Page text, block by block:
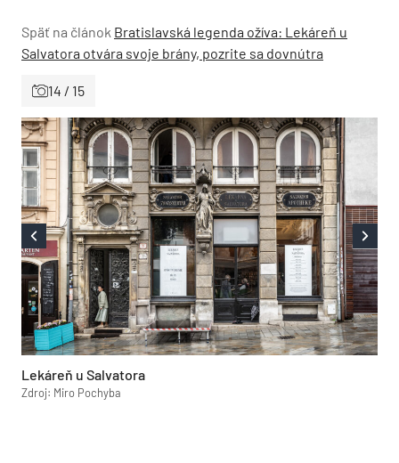
Späť na článok Bratislavská legenda ožíva: Lekáreň u
Salvatora otvára svoje brány, pozrite sa dovnútra
14 / 15
Lekáreň u Salvatora
Zdroj: Miro Pochyba